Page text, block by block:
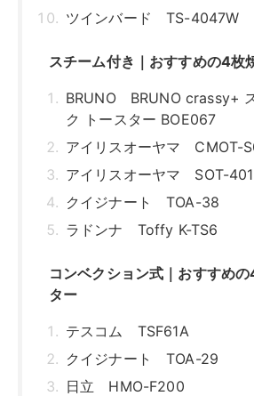
ツインバード TS-4047W
スチーム付き｜おすすめの4枚
BRUNO BRUNO crassy+
ク トースター BOE067
アイリスオーヤマ CMOT-
アイリスオーヤマ SOT-401
クイジナート TOA-38
ラドンナ Toffy K-TS6
コンベクション式｜おすすめ
ター
テスコム TSF61A
クイジナート TOA-29
日立 HMO-F200